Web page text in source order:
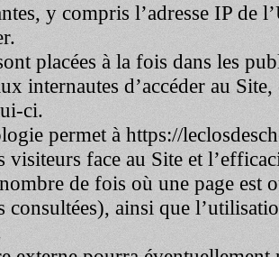
y compris l’adresse IP de
placées à la fois dans les
internautes d’accéder au
ci.
permet à https://
visiteurs face au Site et
de fois où une page est
consultées), ainsi que